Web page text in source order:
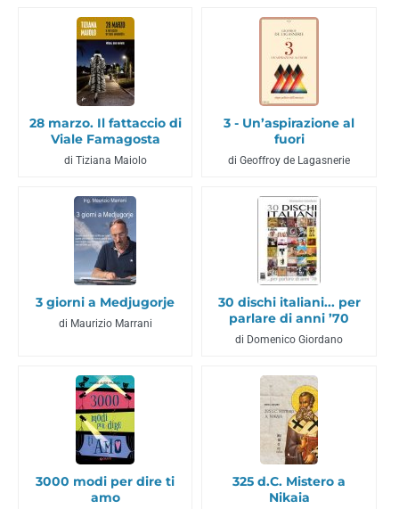
28 marzo. Il fattaccio di
Viale Famagosta
di Tiziana Maiolo
3 - Un’aspirazione al
fuori
di Geoffroy de Lagasnerie
3 giorni a Medjugorje
di Maurizio Marrani
30 dischi italiani... per
parlare di anni ’70
di Domenico Giordano
3000 modi per dire ti
amo
325 d.C. Mistero a
Nikaia